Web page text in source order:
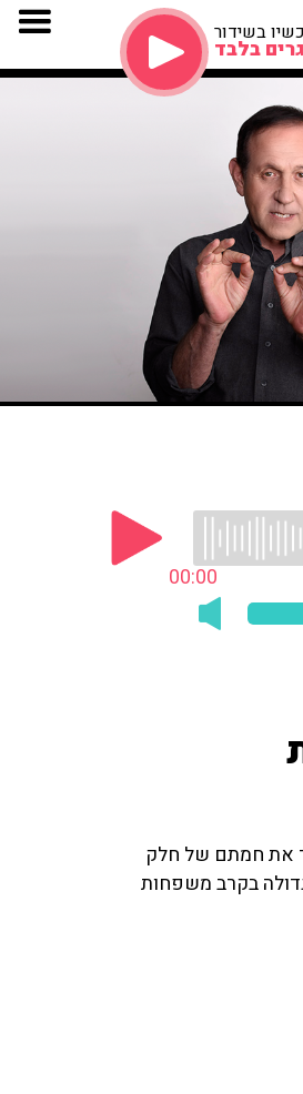
בשידור
בלבד
00:00
את חמתם של חלק
על ההפתעה הגדולה בקרב משפחות